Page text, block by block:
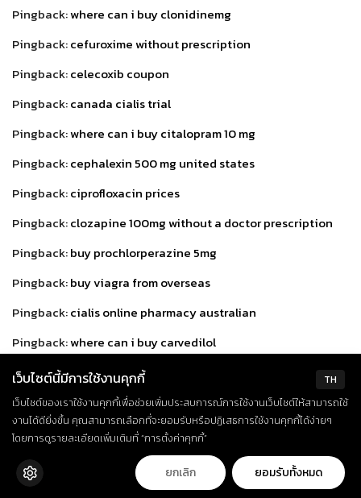
Pingback:where can i buy clonidinemg
Pingback:cefuroxime without prescription
Pingback:celecoxib coupon
Pingback:canada cialis trial
Pingback:where can i buy citalopram 10 mg
Pingback:cephalexin 500 mg united states
Pingback:ciprofloxacin prices
Pingback:clozapine 100mg without a doctor prescription
Pingback:buy prochlorperazine 5mg
Pingback:buy viagra from overseas
Pingback:cialis online pharmacy australian
Pingback:where can i buy carvedilol
Pingback:warfarin prices
Pingback:rosuvastatin 20mg no prescription
Pingback:desmopressin 10mcg without a prescription
Pingback:
divalproex without a prescription
Pingback:
trazodone nz
TH
เว็บไซต์นี้มีการใช้งานคุกกี้
เว็บไซต์ของเราใช้งานคุกกี้เพื่อช่วยเพิ่มประสบการณ์การใช้งานเว็บไซต์ให้สามารถใช้
งานได้ดียิ่งขึ้น คุณสามารถเลือกที่จะยอมรับหรือปฏิเสธการใช้งานคุกกี้ได้ง่ายๆ
โดยการดูรายละเอียดเพิ่มเติมที่ “การตั้งค่าคุกกี้”
ยกเลิก ยอมรับทั้งหมด